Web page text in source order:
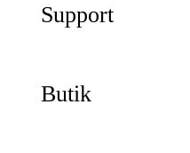
Support
Butik